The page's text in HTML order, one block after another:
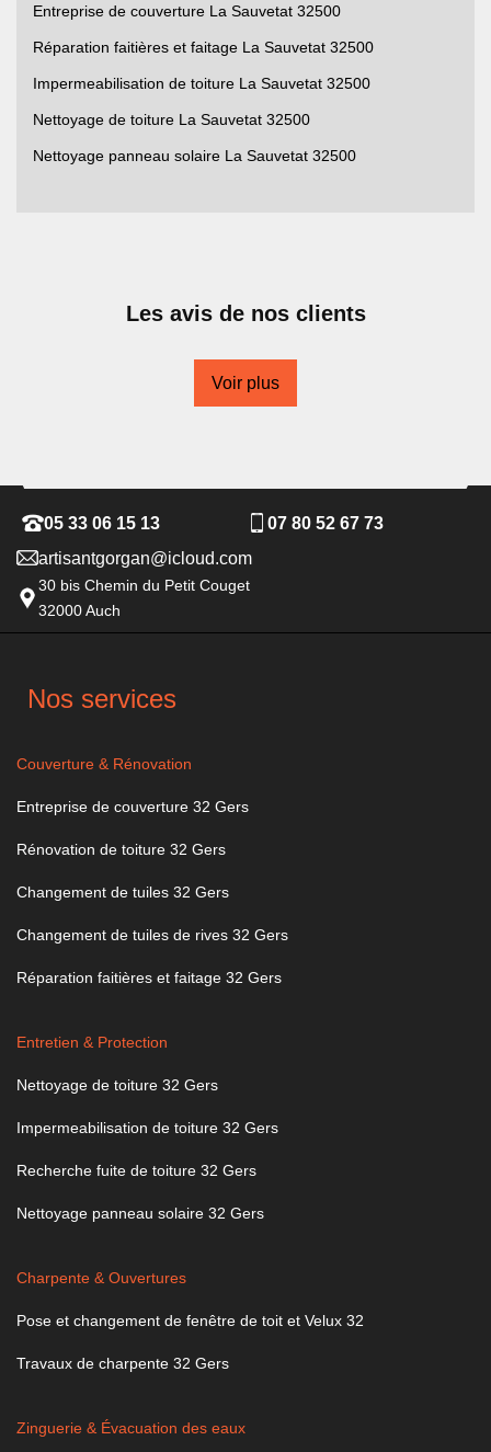
Entreprise de couverture La Sauvetat 32500
Réparation faitières et faitage La Sauvetat 32500
Impermeabilisation de toiture La Sauvetat 32500
Nettoyage de toiture La Sauvetat 32500
Nettoyage panneau solaire La Sauvetat 32500
Les avis de nos clients
Voir plus
05 33 06 15 13
07 80 52 67 73
artisantgorgan@icloud.com
30 bis Chemin du Petit Couget
32000 Auch
Nos services
Couverture & Rénovation
Entreprise de couverture 32 Gers
Rénovation de toiture 32 Gers
Changement de tuiles 32 Gers
Changement de tuiles de rives 32 Gers
Réparation faitières et faitage 32 Gers
Entretien & Protection
Nettoyage de toiture 32 Gers
Impermeabilisation de toiture 32 Gers
Recherche fuite de toiture 32 Gers
Nettoyage panneau solaire 32 Gers
Charpente & Ouvertures
Pose et changement de fenêtre de toit et Velux 32
Travaux de charpente 32 Gers
Zinguerie & Évacuation des eaux